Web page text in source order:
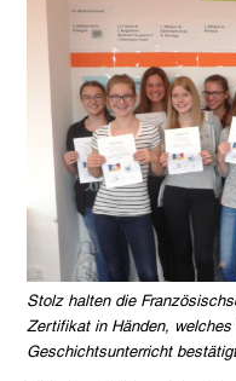
Stolz halten die
Zertifikat in Händen, welches
Geschichtsunterricht